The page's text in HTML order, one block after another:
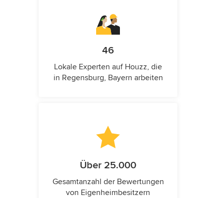
46
Lokale Experten auf Houzz, die
in Regensburg, Bayern arbeiten
Über 25.000
Gesamtanzahl der Bewertungen
von Eigenheimbesitzern